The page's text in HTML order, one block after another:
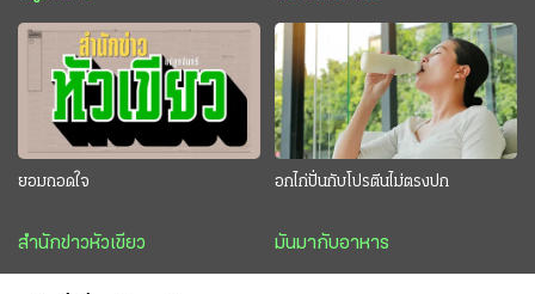
ยอมถอดใจ
สำนักข่าวหัวเขียว
อกไก่ปั่นกับโปรตีนไม่ตรงปก
มันมากับอาหาร